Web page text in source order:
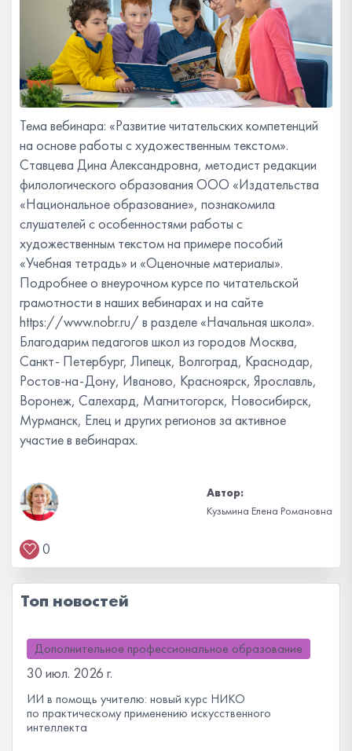
Тема вебинара: «Развитие читательских компетенций
на основе работы с художественным текстом».
Ставцева Дина Александровна, методист редакции
филологического образования ООО «Издательства
«Национальное образование», познакомила
слушателей с особенностями работы с
художественным текстом на примере пособий
«Учебная тетрадь» и «Оценочные материалы».
Подробнее о внеурочном курсе по читательской
грамотности в наших вебинарах и на сайте
https://www.nobr.ru/ в разделе «Начальная школа».
Благодарим педагогов школ из городов Москва,
Санкт- Петербург, Липецк, Волгоград, Краснодар,
Ростов-на-Дону, Иваново, Красноярск, Ярославль,
Воронеж, Салехард, Магнитогорск, Новосибирск,
Мурманск, Елец и других регионов за активное
участие в вебинарах.
Автор:
Кузьмина Елена Романовна
0
Топ новостей
Дополнительное профессиональное образование
30 июл. 2026 г.
ИИ в помощь учителю: новый курс НИКО
по практическому применению искусственного
интеллекта